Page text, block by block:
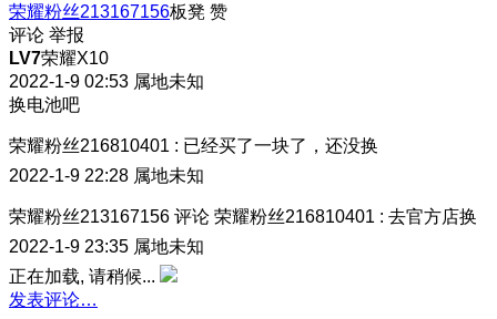
荣耀粉丝213167156板凳 赞
评论 举报
LV7荣耀X10
2022-1-9 02:53 属地未知
换电池吧
荣耀粉丝216810401 : 已经买了一块了，还没换
2022-1-9 22:28 属地未知
荣耀粉丝213167156 评论 荣耀粉丝216810401 : 去官方店换
2022-1-9 23:35 属地未知
正在加载, 请稍候...
发表评论…